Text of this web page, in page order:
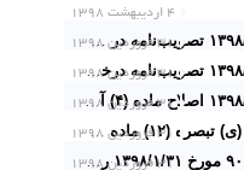
۴ اردیبهشت ۱۳۹۸
۳۱ فروردین ۱۳۹۸ شماره۸۷۱۶/ت۵۶۳۴۶هـ ۱۳۹۸/۱/۳۱ تصویب‌نامه در خصوص تعیین شرکت­های دولتی مکلف به انجام حسابرسی عملیاتی از طریق سازمان حسابرسی و یا مؤسسات حسابرسی عضو جامعه حسابداران رسمی ایران
۳۱ فروردین ۱۳۹۸ شماره۸۷۲۴/ت۵۶۴۸۵هـ ۱۳۹۸/۱/۳۱ تصویب‌نامه درخصوص ضریب حقوق شاغلین مشمول قانون مدیریت خدمات‌کشوری و قانون نظام هماهنگ پرداخت کارکنان دولت برای سال ۱۳۹۸
۳۱ فروردین ۱۳۹۸ شماره۸۱۸۷/ت۵۶۴۶۵هـ ۱۳۹۸/۱/۳۱ اصلاح ماده (۴) آیین­نامه جلوگیری از تخریب و آلودگی غیرقابل جبران تالاب­ها
۳۱ فروردین ۱۳۹۸ آیین‌نامه اجرایی بندهای (ج) و (ی) تبصره (۱۲) ماده واحده قانون بودجه شماره۸۲۰۳/ت۵۶۴۹۰هـ ۱۳۹۸/۱/۳۱
۳۱ فروردین ۱۳۹۸ آیین‌نامه شماره ۹۰۰۰/۴۸۵۱/۱۰۰ مورخ ۱۳۹۸/۱/۳۱ ریاست محترم قوه قضائیه در خصوص «تعرفه هزینه ایاب و ذهاب گواهان